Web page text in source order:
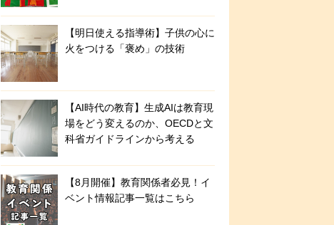
【明日使える指導術】子供の心に
火をつける「褒め」の技術
【AI時代の教育】生成AIは教育現
場をどう変えるのか、OECDと文
科省ガイドラインから考える
【8月開催】教育関係者必見！イ
ベント情報記事一覧はこちら